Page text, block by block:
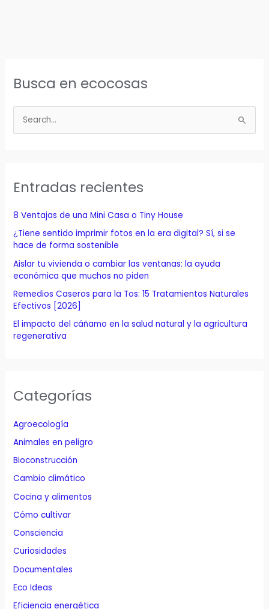
Busca en ecocosas
r
p
r
Entradas recientes
8 Ventajas de una Mini Casa o Tiny House
¿Tiene sentido imprimir fotos en la era digital? Sí, si se
hace de forma sostenible
Aislar tu vivienda o cambiar las ventanas: la ayuda
económica que muchos no piden
Remedios Caseros para la Tos: 15 Tratamientos Naturales
Efectivos [2026]
El impacto del cáñamo en la salud natural y la agricultura
regenerativa
Categorías
Agroecología
Animales en peligro
Bioconstrucción
Cambio climático
Cocina y alimentos
Cómo cultivar
Consciencia
Curiosidades
Documentales
Eco Ideas
Eficiencia energética